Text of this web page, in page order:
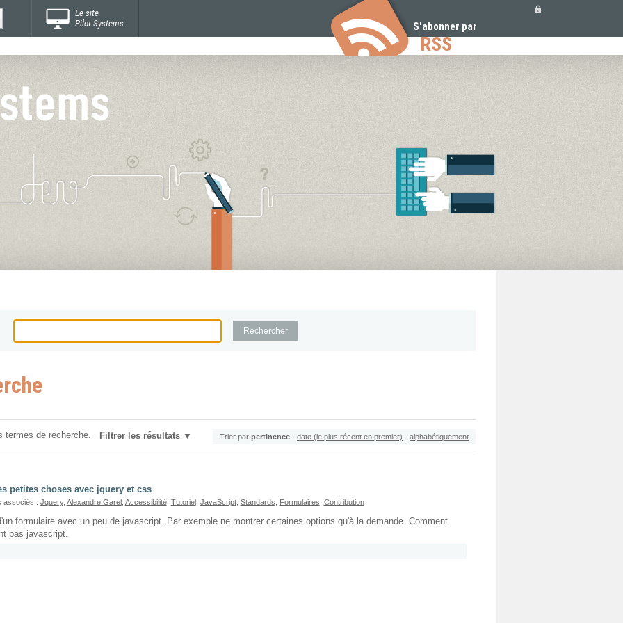
Le site
Pilot Systems
S'abonner par
RSS
termes de recherche. Filtrer les résultats Trier par pertinence · date (le plus récent en premier) · alphabétiquement
petites choses avec jquery et css
: Jquery, Alexandre Garel, Accessibilité, Tutoriel, JavaScript, Standards Formulaires Contribution
formulaire avec un peu de javascript. Par exemple ne montrer certaines options qu'à la demande. Comment
pas javascript.